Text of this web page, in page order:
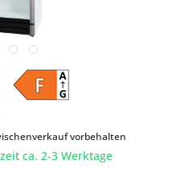
vorbehalten
ca. 2-3 Werktage